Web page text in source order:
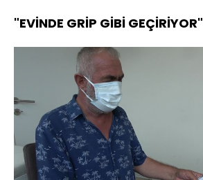
"EVİNDE GRİP GİBİ GEÇİRİYOR"